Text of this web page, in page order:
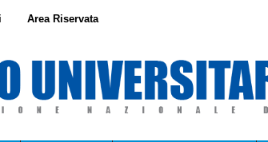
Area Riservata